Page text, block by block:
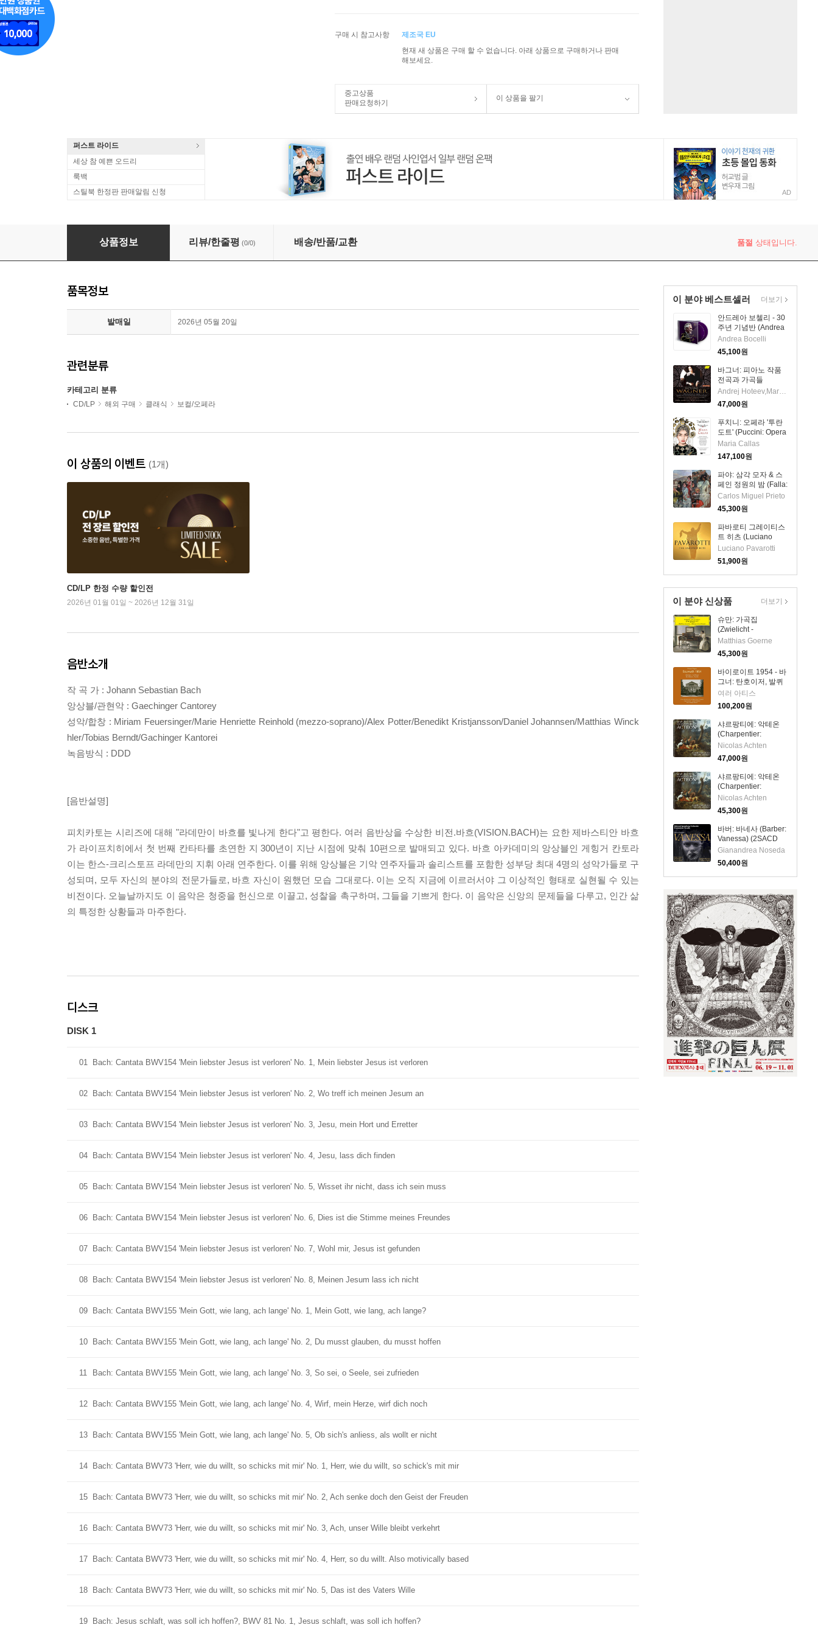
구매 시 참고사항
제조국 EU
현재 새 상품은 구매 할 수 없습니다. 아래 상품으로 구매하거나 판매
해보세요.
중고상품
판매요청하기
이 상품을 팔기
퍼스트 라이드
세상 참 예쁜 오드리
룩백
스틸북 한정판 판매알림 신청
AD
바흐: 칸타타 7집 (Vision.bach - the First Cantata Year, Vol. 7) (2CD) - Hans-Christoph Rademann
상품정보 리뷰/한줄평 (0/0) 배송/반품/교환 품절 상태입니다.
이 분야 베스트셀러
안드레아 보첼리 - 30
주년 기념반 (Andrea
Bocelli - Duets 30th
Anniversary) (2CD) -
Andrea Bocelli
Andrea Bocelli
45,100원
바그너: 피아노 작품
전곡과 가곡들
(Wagner:
Declarations of
Love)(CD) - Andrej
Hoteev
Andrej Hoteev,Maria Bulgakova
47,000원
푸치니: 오페라 '투란
도트' (Puccini: Opera
'Turandot') (180g)
(3LP Boxset) - Maria
Callas
Maria Callas
147,100원
파야: 삼각 모자 & 스
페인 정원의 밤 (Falla:
The Three-Cornered
Hat & Nights in the
Gardens of Spain)
(CD) - Carlos Miguel
Prieto
Carlos Miguel Prieto
45,300원
파바로티 그레이티스
트 히츠 (Luciano
Pavarotti - The
Greatest Hits) (3CD)
- Luciano Pavarotti
Luciano Pavarotti
51,900원
더보기
이 분야 신상품
슈만: 가곡집
(Zwielicht -
Schumann:
Liederkreis)(CD) -
Matthias Goerne
Matthias Goerne
45,300원
바이로이트 1954 - 바
그너: 탄호이저, 발퀴
레, 로엔그린 & 파르
지팔 (Bayreuth 1954
Wagner:
Tannhauser, Die
Walkure, Lohengrin
& Parsifal) (13CD
Boxset) - 여러 아티스
여러 아티스
100,200원
샤르팡티에: 악테온
(Charpentier:
Acteon)(CD) -
Nicolas Achten
Nicolas Achten
47,000원
샤르팡티에: 악테온
(Charpentier:
Acteon)(CD) -
Nicolas Achten
Nicolas Achten
45,300원
바버: 바네사 (Barber:
Vanessa) (2SACD
Hybrid) - Gianandrea
Noseda
Gianandrea Noseda
50,400원
더보기
품목정보
발매일 2026년 05월 20일
관련분류
카테고리 분류
CD/LP 해외 구매 클래식 보컬/오페라
이 상품의 이벤트 (1개)
CD/LP 한정 수량 할인전
2026년 01월 01일 ~ 2026년 12월 31일
음반소개
작 곡 가 : Johann Sebastian Bach
앙상블/관현악 : Gaechinger Cantorey
성악/합창 : Miriam Feuersinger/Marie Henriette Reinhold (mezzo-soprano)/Alex Potter/Benedikt Kristjansson/Daniel Johannsen/Matthias Winck
hler/Tobias Berndt/Gachinger Kantorei
녹음방식 : DDD
[음반설명]
피치카토는 시리즈에 대해 "라데만이 바흐를 빛나게 한다"고 평한다. 여러 음반상을 수상한 비전.바흐(VISION.BACH)는 요한 제바스티안 바흐
가 라이프치히에서 첫 번째 칸타타를 초연한 지 300년이 지난 시점에 맞춰 10편으로 발매되고 있다. 바흐 아카데미의 앙상블인 게힝거 칸토라
이는 한스-크리스토프 라데만의 지휘 아래 연주한다. 이를 위해 앙상블은 기악 연주자들과 솔리스트를 포함한 성부당 최대 4명의 성악가들로 구
성되며, 모두 자신의 분야의 전문가들로, 바흐 자신이 원했던 모습 그대로다. 이는 오직 지금에 이르러서야 그 이상적인 형태로 실현될 수 있는
비전이다. 오늘날까지도 이 음악은 청중을 헌신으로 이끌고, 성찰을 촉구하며, 그들을 기쁘게 한다. 이 음악은 신앙의 문제들을 다루고, 인간 삶
의 특정한 상황들과 마주한다.
디스크
DISK 1
01 Bach: Cantata BWV154 'Mein liebster Jesus ist verloren' No. 1, Mein liebster Jesus ist verloren
02 Bach: Cantata BWV154 'Mein liebster Jesus ist verloren' No. 2, Wo treff ich meinen Jesum an
03 Bach: Cantata BWV154 'Mein liebster Jesus ist verloren' No. 3, Jesu, mein Hort und Erretter
04 Bach: Cantata BWV154 'Mein liebster Jesus ist verloren' No. 4, Jesu, lass dich finden
05 Bach: Cantata BWV154 'Mein liebster Jesus ist verloren' No. 5, Wisset ihr nicht, dass ich sein muss
06 Bach: Cantata BWV154 'Mein liebster Jesus ist verloren' No. 6, Dies ist die Stimme meines Freundes
07 Bach: Cantata BWV154 'Mein liebster Jesus ist verloren' No. 7, Wohl mir, Jesus ist gefunden
08 Bach: Cantata BWV154 'Mein liebster Jesus ist verloren' No. 8, Meinen Jesum lass ich nicht
09 Bach: Cantata BWV155 'Mein Gott, wie lang, ach lange' No. 1, Mein Gott, wie lang, ach lange?
10 Bach: Cantata BWV155 'Mein Gott, wie lang, ach lange' No. 2, Du musst glauben, du musst hoffen
11 Bach: Cantata BWV155 'Mein Gott, wie lang, ach lange' No. 3, So sei, o Seele, sei zufrieden
12 Bach: Cantata BWV155 'Mein Gott, wie lang, ach lange' No. 4, Wirf, mein Herze, wirf dich noch
13 Bach: Cantata BWV155 'Mein Gott, wie lang, ach lange' No. 5, Ob sich's anliess, als wollt er nicht
14 Bach: Cantata BWV73 'Herr, wie du willt, so schicks mit mir' No. 1, Herr, wie du willt, so schick's mit mir
15 Bach: Cantata BWV73 'Herr, wie du willt, so schicks mit mir' No. 2, Ach senke doch den Geist der Freuden
16 Bach: Cantata BWV73 'Herr, wie du willt, so schicks mit mir' No. 3, Ach, unser Wille bleibt verkehrt
17 Bach: Cantata BWV73 'Herr, wie du willt, so schicks mit mir' No. 4, Herr, so du willt. Also motivically based
18 Bach: Cantata BWV73 'Herr, wie du willt, so schicks mit mir' No. 5, Das ist des Vaters Wille
19 Bach: Jesus schlaft, was soll ich hoffen?, BWV 81 No. 1, Jesus schlaft, was soll ich hoffen?